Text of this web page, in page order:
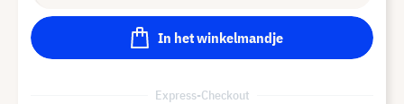
In het winkelmandje
Express-Checkout